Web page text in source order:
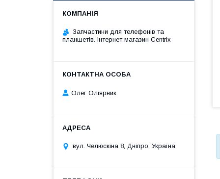
Запчастини для телефонів та
планшетів. Інтернет магазин Centrix
Олег Оліярник
вул. Челюскіна 8, Дніпро, Україна